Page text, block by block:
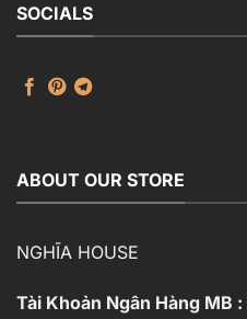
SOCIALS
ABOUT OUR STORE
NGHĨA HOUSE
Tài Khoản Ngân Hàng MB :